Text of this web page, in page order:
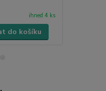
ihned 4 ks
do košíku